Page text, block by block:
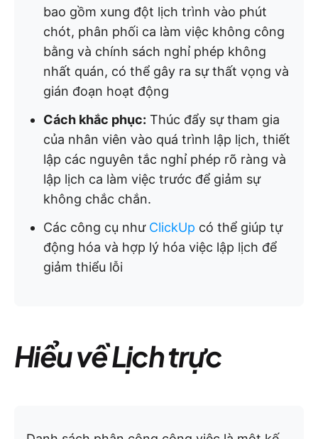
bao gồm xung đột lịch trình vào phút
chót, phân phối ca làm việc không công
bằng và chính sách nghỉ phép không
nhất quán, có thể gây ra sự thất vọng và
gián đoạn hoạt động
Cách khắc phục: Thúc đẩy sự tham gia
của nhân viên vào quá trình lập lịch, thiết
lập các nguyên tắc nghỉ phép rõ ràng và
lập lịch ca làm việc trước để giảm sự
không chắc chắn.
Các công cụ như ClickUp có thể giúp tự
động hóa và hợp lý hóa việc lập lịch để
giảm thiểu lỗi
Hiểu về Lịch trực